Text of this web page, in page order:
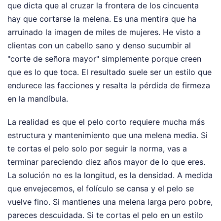
que dicta que al cruzar la frontera de los cincuenta
hay que cortarse la melena. Es una mentira que ha
arruinado la imagen de miles de mujeres. He visto a
clientas con un cabello sano y denso sucumbir al
"corte de señora mayor" simplemente porque creen
que es lo que toca. El resultado suele ser un estilo que
endurece las facciones y resalta la pérdida de firmeza
en la mandíbula.
La realidad es que el pelo corto requiere mucha más
estructura y mantenimiento que una melena media. Si
te cortas el pelo solo por seguir la norma, vas a
terminar pareciendo diez años mayor de lo que eres.
La solución no es la longitud, es la densidad. A medida
que envejecemos, el folículo se cansa y el pelo se
vuelve fino. Si mantienes una melena larga pero pobre,
pareces descuidada. Si te cortas el pelo en un estilo